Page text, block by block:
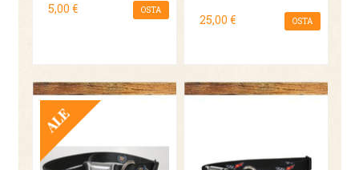
5,00 € OSTA
25,00 € OSTA
TARJOUS